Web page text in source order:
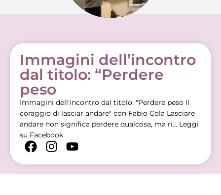
Immagini dell’incontro
dal titolo: “Perdere
peso
Immagini dell'incontro dal titolo: "Perdere peso Il
coraggio di lasciar andare" con Fabio Cola Lasciare
andare non significa perdere qualcosa, ma ri... Leggi
su Facebook